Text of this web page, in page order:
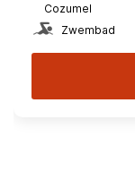
Cozumel
Zwembad